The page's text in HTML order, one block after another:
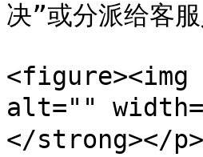
决”或分派给客
<figure><img
alt=""
</strong></